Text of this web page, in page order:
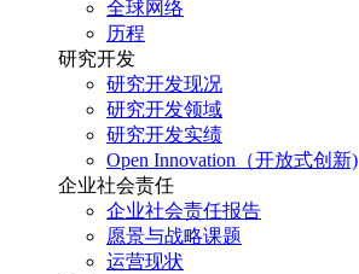
全球网络
历程
研究开发
研究开发现况
研究开发领域
研究开发实绩
Open Innovation（开放式创新)
企业社会责任
企业社会责任报告
愿景与战略课题
运营现状